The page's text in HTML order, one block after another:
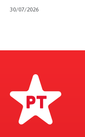
30/07/2026